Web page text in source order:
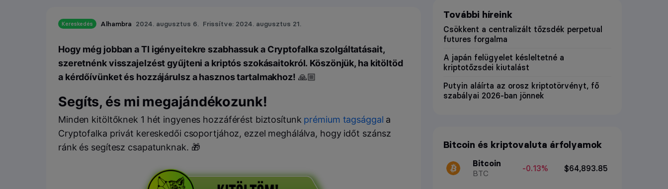
Kereskedés Alhambra 2024. augusztus 6. Frissítve: 2024. augusztus 21.
Hogy még jobban a TI igényeitekre szabhassuk a Cryptofalka szolgáltatásait,
szeretnénk visszajelzést gyűjteni a kriptós szokásaitokról. Köszönjük, ha kitöltöd
a kérdőívünket és hozzájárulsz a hasznos tartalmakhoz! 🙏🏼
Segíts, és mi megajándékozunk!
Minden kitöltőknek 1 hét ingyenes hozzáférést biztosítunk prémium tagsággal a
Cryptofalka privát kereskedői csoportjához, ezzel meghálálva, hogy időt szánsz
ránk és segítesz csapatunknak. 🎁
További híreink
Csökkent a centralizált tőzsdék perpetual
futures forgalma
A japán felügyelet késleltetné a
kriptotőzsdei kiutalást
Putyin aláírta az orosz kriptotörvényt, fő
szabályai 2026-ban jönnek
Bitcoin és kriptovaluta árfolyamok
Bitcoin
BTC
-0.13% $64,893.85